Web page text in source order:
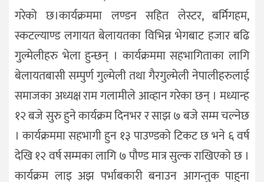
गरेको छ।कार्यक्रममा लण्डन सहित लेस्टर, बर्मिगहम,
स्कटल्याण्ड लगायत बेलायतका विभिन्न भेगबाट हजार बढि
गुल्मेलीहरु भेला हुन्छन् । कार्यक्रममा सहभागिताका लागि
बेलायतबासी सम्पुर्ण गुल्मेली तथा गैरगुल्मेली नेपालीहरुलाई
समाजका अध्यक्ष राम गलामीले आव्हान गरेका छन् । मध्यान्ह
१२ बजे सुरु हुने कार्यक्रम दिनभर र साझ ७ बजे सम्म चल्नेछ
। कार्यक्रममा सहभागी हुन १३ पाउण्डको टिकट छ भने ६ वर्ष
देखि १२ वर्ष सम्मका लागि ७ पौण्ड मात्र सुल्क राखिएको छ ।
कार्यक्रम लाइ अझ पर्भाबकारी बनाउन आगन्तुक पाहुना